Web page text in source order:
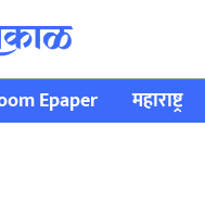
Epaper महाराष्ट्र